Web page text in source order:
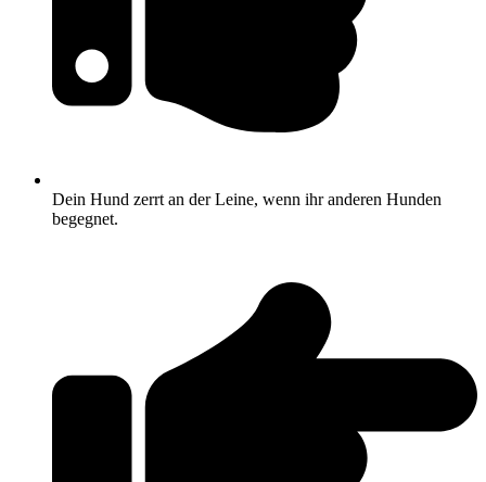
Dein Hund zerrt an der Leine, wenn ihr anderen Hunden
begegnet.